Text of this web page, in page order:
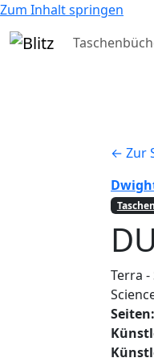
Zum Inhalt springen
← Zur
Terra -
Seiten: